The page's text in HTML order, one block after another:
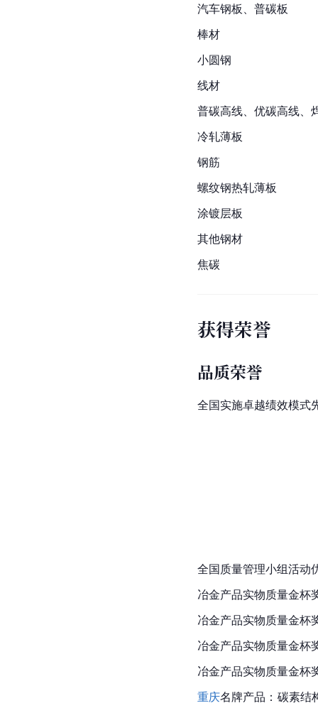
汽车钢板、普碳板
棒材
小圆钢
线材
普碳高线、优碳高线、
冷轧薄板
钢筋
螺纹钢热轧薄板
涂镀层板
其他钢材
焦碳
获得荣誉
品质荣誉
全国实施卓越绩效模式
全国质量管理小组活动
冶金产品实物质量金杯
冶金产品实物质量金杯
冶金产品实物质量金杯
冶金产品实物质量金杯
重庆名牌产品：碳素结